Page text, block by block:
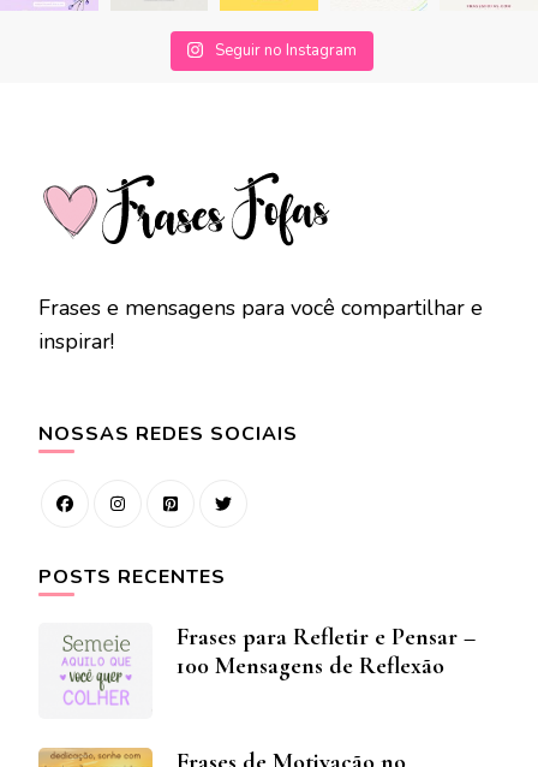
Seguir no Instagram
Frases e mensagens para você compartilhar e
inspirar!
NOSSAS REDES SOCIAIS
POSTS RECENTES
Frases para Refletir e Pensar –
100 Mensagens de Reflexão